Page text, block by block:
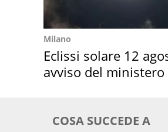
Milano
Eclissi solare 12
avviso del ministero